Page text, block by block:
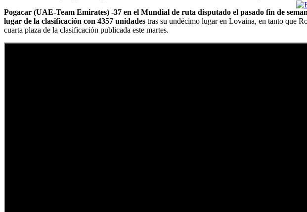
Pogacar (UAE-Team Emirates) -37 en el Mundial de ruta disputado el pasado fin de
lugar de la clasificación con 4357 unidades tras su undécimo lugar en Lovaina, en tanto que
cuarta plaza de la clasificación publicada este martes.